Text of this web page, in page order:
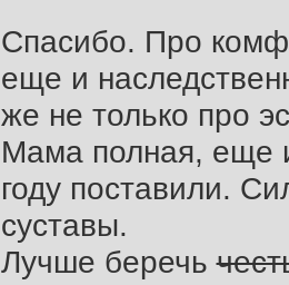
Спасибо. Про
еще и
же не только про
Мама полная, еще
году поставили.
суставы.
Лучше беречь